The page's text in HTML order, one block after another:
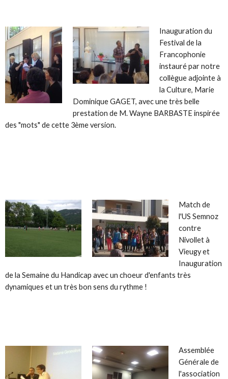
Inauguration du
Festival de la
Francophonie
instauré par notre
collègue adjointe à
la Culture, Marie
Dominique GAGET, avec une très belle
prestation de M. Wayne BARBASTE inspirée
des "mots" de cette 3ème version.
Match de
l'US Semnoz
contre
Nivollet à
Vieugy et
Inauguration
de la Semaine du Handicap avec un choeur d'enfants très
dynamiques et un très bon sens du rythme !
Assemblée
Générale de
l'association